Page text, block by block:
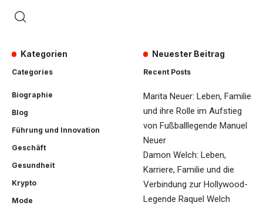
Kategorien
Categories
Biographie
Blog
Führung und Innovation
Geschäft
Gesundheit
Krypto
Mode
Neuester Beitrag
Recent Posts
Marita Neuer: Leben, Familie
und ihre Rolle im Aufstieg
von Fußballlegende Manuel
Neuer
Damon Welch: Leben,
Karriere, Familie und die
Verbindung zur Hollywood-
Legende Raquel Welch